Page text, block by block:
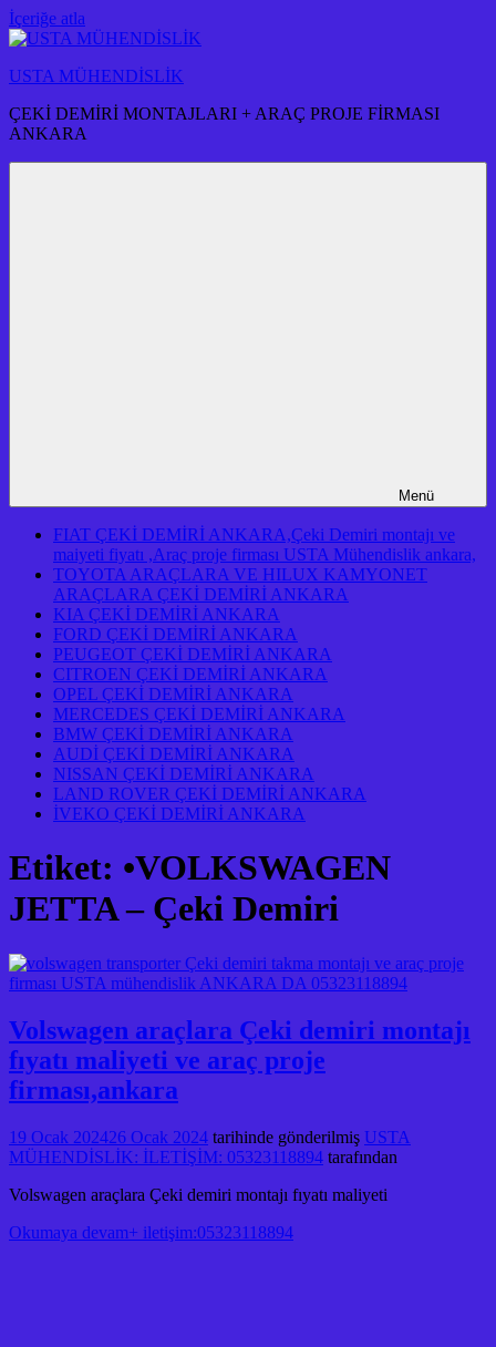
İçeriğe atla
USTA MÜHENDİSLİK
ÇEKİ DEMİRİ MONTAJLARI + ARAÇ PROJE FİRMASI
ANKARA
Menü
FIAT ÇEKİ DEMİRİ ANKARA,Çeki Demiri montajı ve
maiyeti fiyatı ,Araç proje firması USTA Mühendislik ankara,
TOYOTA ARAÇLARA VE HILUX KAMYONET
ARAÇLARA ÇEKİ DEMİRİ ANKARA
KIA ÇEKİ DEMİRİ ANKARA
FORD ÇEKİ DEMİRİ ANKARA
PEUGEOT ÇEKİ DEMİRİ ANKARA
CITROEN ÇEKİ DEMİRİ ANKARA
OPEL ÇEKİ DEMİRİ ANKARA
MERCEDES ÇEKİ DEMİRİ ANKARA
BMW ÇEKİ DEMİRİ ANKARA
AUDİ ÇEKİ DEMİRİ ANKARA
NISSAN ÇEKİ DEMİRİ ANKARA
LAND ROVER ÇEKİ DEMİRİ ANKARA
İVEKO ÇEKİ DEMİRİ ANKARA
Etiket: •VOLKSWAGEN
JETTA – Çeki Demiri
Volswagen araçlara Çeki demiri montajı
fıyatı maliyeti ve araç proje
firması,ankara
19 Ocak 202426 Ocak 2024 tarihinde gönderilmiş USTA
MÜHENDİSLİK: İLETİŞİM: 05323118894 tarafından
Volswagen araçlara Çeki demiri montajı fıyatı maliyeti
Okumaya devam+ iletişim:05323118894